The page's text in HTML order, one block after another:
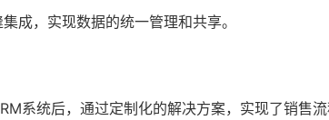
成，实现数据的统一管理和共享。
系统后，通过定制化的解决方案，实现了销售